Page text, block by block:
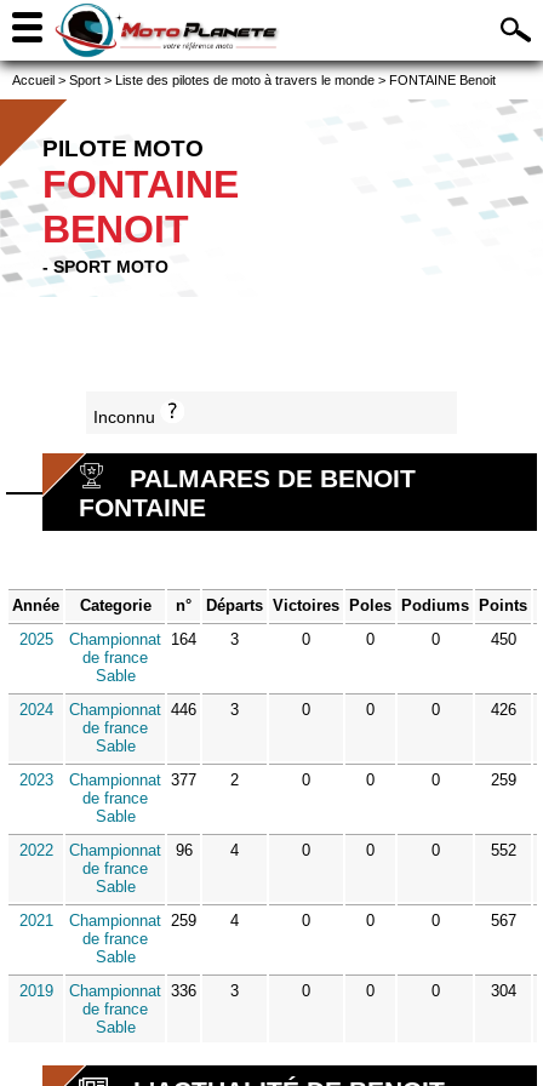
Accueil > Sport > Liste des pilotes de moto à travers le monde > FONTAINE Benoit
PILOTE MOTO
FONTAINE
BENOIT
- SPORT MOTO
Inconnu
PALMARES DE BENOIT
FONTAINE
Année Categorie n° Départs Victoires Poles Podiums Points
2025
Championnat
de france
Sable
164 3 0 0 0 450
2024
Championnat
de france
Sable
446 3 0 0 0 426
2023
Championnat
de france
Sable
377 2 0 0 0 259
2022
Championnat
de france
Sable
96 4 0 0 0 552
2021
Championnat
de france
Sable
259 4 0 0 0 567
2019
Championnat
de france
Sable
336 3 0 0 0 304